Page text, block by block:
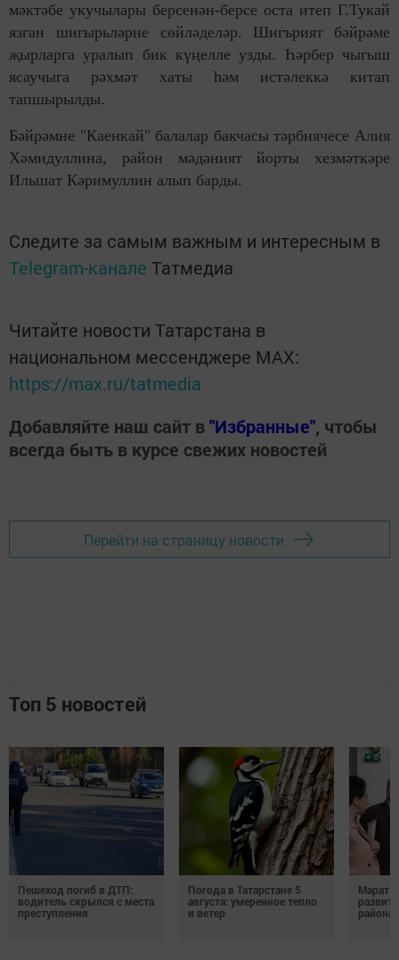
мәктәбе укучылары берсенән-берсе оста итеп Г.Тукай
язган шигырьләрне сөйләделәр. Шигърият
бәйрәме
җырларга уралып бик күңелле узды. Һәрбер чыгыш
ясаучыга рәхмәт хаты һәм истәлеккә китап
тапшырылды.
Бәйрәмне "Каенкай" балалар бакчасы тәрбиячесе Алия
Хәмидуллина, район мәдәният йорты хезмәткәре
Ильшат Кәримуллин алып барды.
Следите за самым важным и интересным в
Telegram-канале Татмедиа
Читайте новости Татарстана в
национальном мессенджере MАХ:
https://max.ru/tatmedia
Добавляйте наш сайт в"Избранные", чтобы
всегда быть в курсе свежих новостей
Перейти на страницу новости
Топ 5 новостей
Пешеход погиб в ДТП:
водитель скрылся с места
преступления
Погода в Татарстане 5
августа: умеренное тепло
и ветер
Марат
района